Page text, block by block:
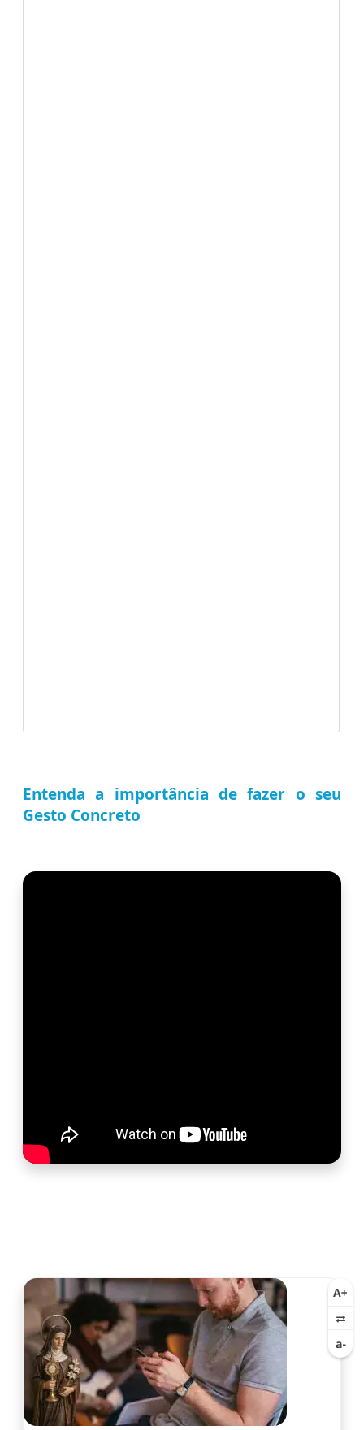
Entenda a importância de fazer o seu
Gesto Concreto